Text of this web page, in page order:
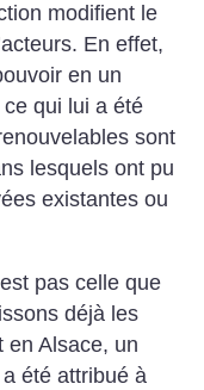
modifient le
En effet,
en un
ce qui lui a été
sont
lesquels ont pu
existantes ou
pas celle que
déjà les
en Alsace, un
été attribué à